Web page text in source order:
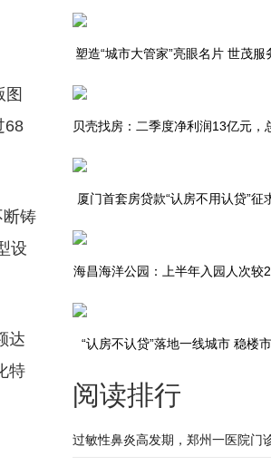
68
断铸
设
达
特
塑造“城市大管家”亮眼名片 世茂服
贝壳找房：二季度净利润13亿元，
厦门首套房贷款“认房不用认贷”征
海昌海洋公园：上半年入园人次较
“认房不认贷”落地一线城市 稳楼
阅读排行
过敏性鼻炎高发期，郑州一医院门